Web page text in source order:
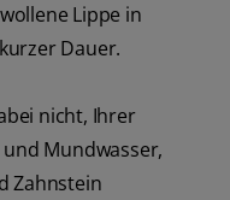
Lippe in
Dauer.
nicht, Ihrer
Mundwasser,
Zahnstein